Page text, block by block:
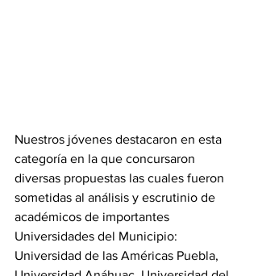
Nuestros jóvenes destacaron en esta
categoría en la que concursaron
diversas propuestas las cuales fueron
sometidas al análisis y escrutinio de
académicos de importantes
Universidades del Municipio:
Universidad de las Américas Puebla,